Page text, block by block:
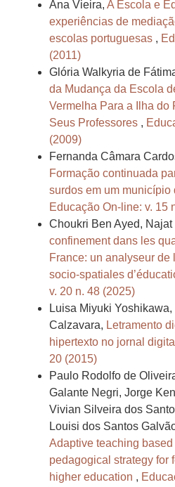
Ana Vieira, A Escola e
experiências de
escolas portuguesas ,
(2011)
Glória Walkyria de
da Mudança da Escola
Vermelha Para a Ilha do
Seus Professores ,
(2009)
Fernanda Câmara
Formação continuada
surdos em um município
Educação On-line: v. 15
Choukri Ben Ayed, Najat
confinement dans les
France: un analyseur de
socio-spatiales
v. 20 n. 48 (2025)
Luisa Miyuki
Calzavara, Letramento
hipertexto no jornal digital
20 (2015)
Paulo Rodolfo de
Galante Negri, Jorge
Vivian Silveira dos
Louisi dos Santos
Adaptive teaching
pedagogical strategy for
higher education ,